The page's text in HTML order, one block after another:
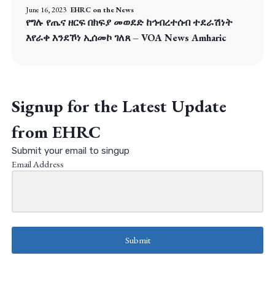
June 16, 2023 EHRC on the News
የግሉ የጤና ዘርፍ በክፍያ መወደድ ከኅብረተሰብ ተደራሽነት
እየራቀ እንደኾነ ኢሰመኮ ገለጸ – VOA News Amharic
Signup for the Latest Update
from EHRC
Submit your email to singup
Email Address
Submit